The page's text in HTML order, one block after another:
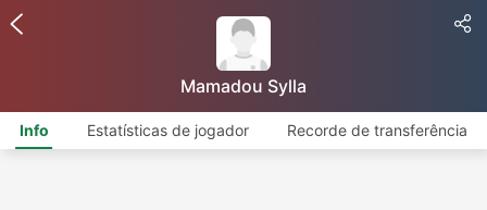
Mamadou Sylla
Info Estatísticas de jogador Recorde de transferência